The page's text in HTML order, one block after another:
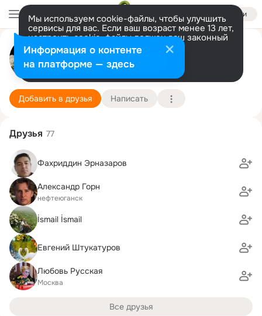
Войти
Мы используем cookie-файлы, чтобы улучшить
сервисы для вас. Если ваш возраст менее 13 лет,
настроить cookie-файлы должен ваш законный
представитель. Больше информации
Разрешить все Настроить
♥♥♥ Olg@ ♥♥♥
о. Свободы 25 марта Подробнее
Добавить в друзья Написать
Друзья 77
Фахриддин Эрназаров
Александр Горн
нефтеюганск
İsmail İsmail
Евгений Штукатуров
Любовь Русская
Москва
Все друзья
Информация о контенте
на платформе — здесь